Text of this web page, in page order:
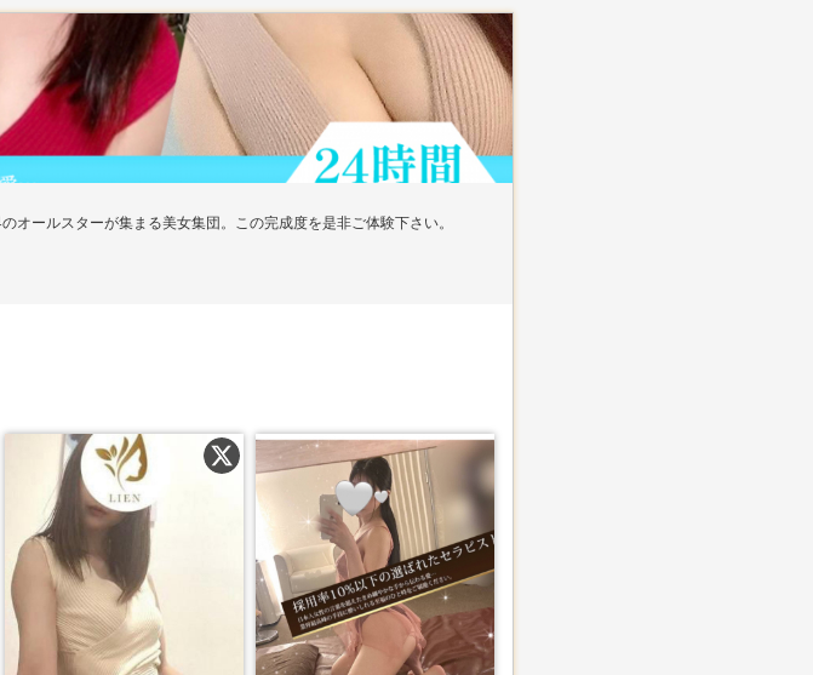
オールスターが集まる美女集団。この完成度を是非ご体験下さい。